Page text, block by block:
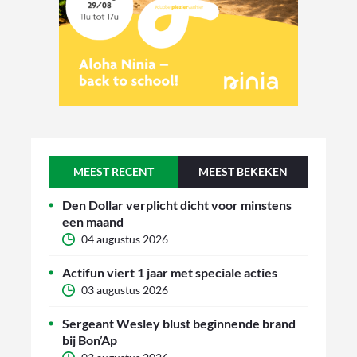
MEEST RECENT MEEST BEKEKEN
Den Dollar verplicht dicht voor minstens
een maand
04 augustus 2026
Actifun viert 1 jaar met speciale acties
03 augustus 2026
Sergeant Wesley blust beginnende brand
bij Bon’Ap